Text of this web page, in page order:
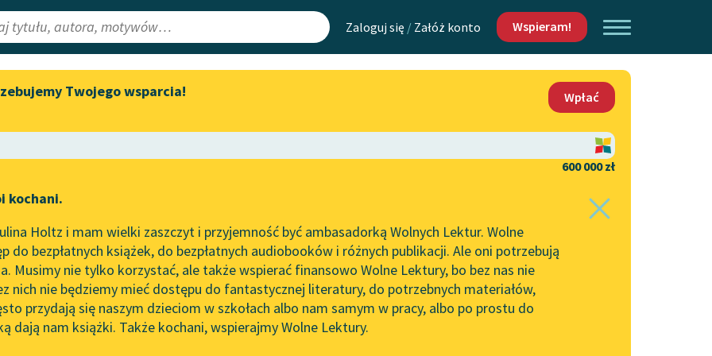
Zaloguj się / Załóż konto Wspieram!
Lektury
redakcyjne
Aktualności
„Prokurator Alicja Horn” do
literatury skandynawskiej
Spotkanie z Katarzyną Tunkiel
w Oslo
102. lata temu zmarł Joseph
Conrad
Mapa Wolnych Lektur
Leśmianator
API
OAI-PMH
Widget Wolnych Lektur
Kontakt
O projekcie
Zasady wykorzystania
Wolnych Lektur
Logotypy
Materiały promocyjne
Twojego wsparcia!
Wpłać
600 000 zł
kochani.
Holtz i mam wielki zaszczyt i przyjemność być ambasadorką Wolnych Lektur. Wolne
do bezpłatnych książek, do bezpłatnych audiobooków i różnych publikacji. Ale oni potrzebują
Musimy nie tylko korzystać, ale także wspierać finansowo Wolne Lektury, bo bez nas nie
nich nie będziemy mieć dostępu do fantastycznej literatury, do potrzebnych materiałów,
przydają się naszym dzieciom w szkołach albo nam samym w pracy, albo po prostu do
dają nam książki. Także kochani, wspierajmy Wolne Lektury.
powieść kryminalna✖